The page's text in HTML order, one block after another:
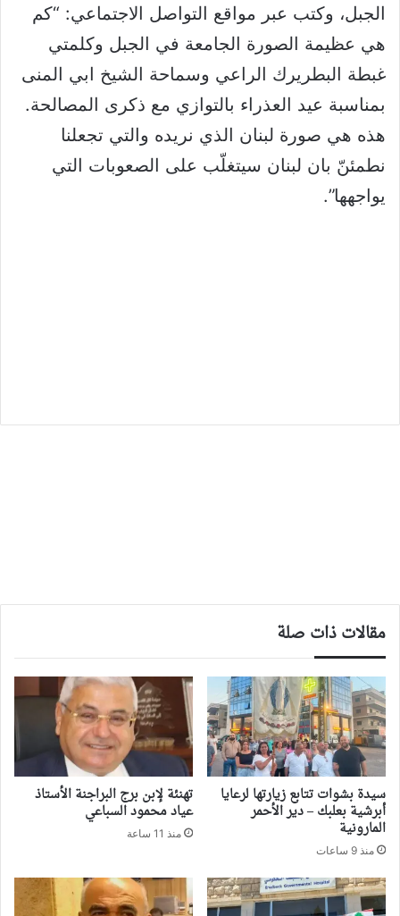
الجبل، وكتب عبر مواقع التواصل الاجتماعي: “كم
هي عظيمة الصورة الجامعة في الجبل وكلمتي
غبطة البطريرك الراعي وسماحة الشيخ ابي المنى
بمناسبة عيد العذراء بالتوازي مع ذكرى المصالحة.
هذه هي صورة لبنان الذي نريده والتي تجعلنا
نطمئنّ بان لبنان سيتغلّب على الصعوبات التي
يواجهها”.
مقالات ذات صلة
سيدة بشوات تتابع زيارتها لرعايا
أبرشية بعلبك – دير الأحمر
المارونية
منذ 9 ساعات
تهنئة لإبن برج البراجنة الأستاذ
عياد محمود السباعي
منذ 11 ساعة